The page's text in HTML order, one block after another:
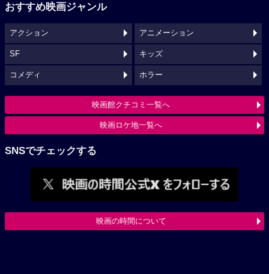
おすすめ映画ジャンル
アクション アニメーション
SF キッズ
コメディ ホラー
映画館クチコミ一覧へ
映画ロケ地一覧へ
SNSでチェックする
映画の時間について